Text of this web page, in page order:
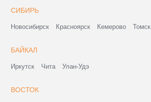
СИБИРЬ
Новосибирск Красноярск Кемерово Томск
БАЙКАЛ
Иркутск Чита Улан-Удэ
ВОСТОК